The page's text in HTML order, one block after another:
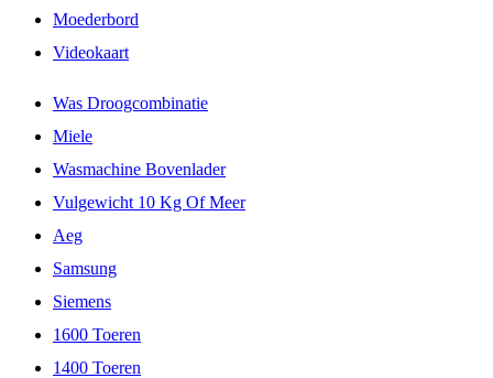
Moederbord
Videokaart
Was Droogcombinatie
Miele
Wasmachine Bovenlader
Vulgewicht 10 Kg Of Meer
Aeg
Samsung
Siemens
1600 Toeren
1400 Toeren